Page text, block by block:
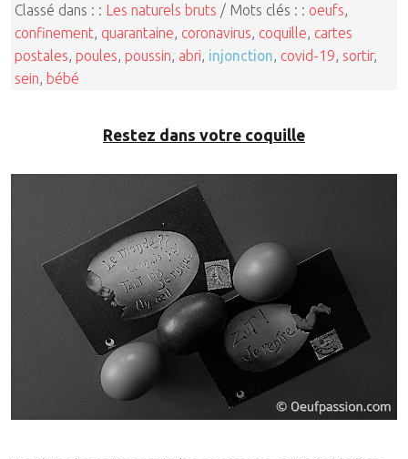
Classé dans : : Les naturels bruts / Mots clés : : oeufs
confinement quarantaine coronavirus coquille cartes
postales poules poussin abri injonction covid-19 sortir,
sein
bébé
Restez dans votre coquille